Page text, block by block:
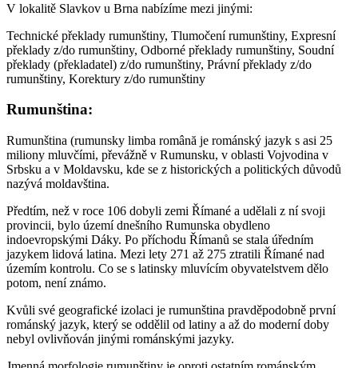
V lokalitě Slavkov u Brna nabízíme mezi jinými:
Technické překlady rumunštiny, Tlumočení rumunštiny, Expresní
překlady z/do rumunštiny, Odborné překlady rumunštiny, Soudní
překlady (překladatel) z/do rumunštiny, Právní překlady z/do
rumunštiny, Korektury z/do rumunštiny
Rumunština:
Rumunština (rumunsky limba română je románský jazyk s asi 25
miliony mluvčími, převážně v Rumunsku, v oblasti Vojvodina v
Srbsku a v Moldavsku, kde se z historických a politických důvodů
nazývá moldavština.
Předtím, než v roce 106 dobyli zemi Římané a udělali z ní svoji
provincii, bylo území dnešního Rumunska obydleno
indoevropskými Dáky. Po příchodu Římanů se stala úředním
jazykem lidová latina. Mezi lety 271 až 275 ztratili Římané nad
územím kontrolu. Co se s latinsky mluvícím obyvatelstvem dělo
potom, není známo.
Kvůli své geografické izolaci je rumunština pravděpodobně první
románský jazyk, který se oddělil od latiny a až do moderní doby
nebyl ovlivňován jinými románskými jazyky.